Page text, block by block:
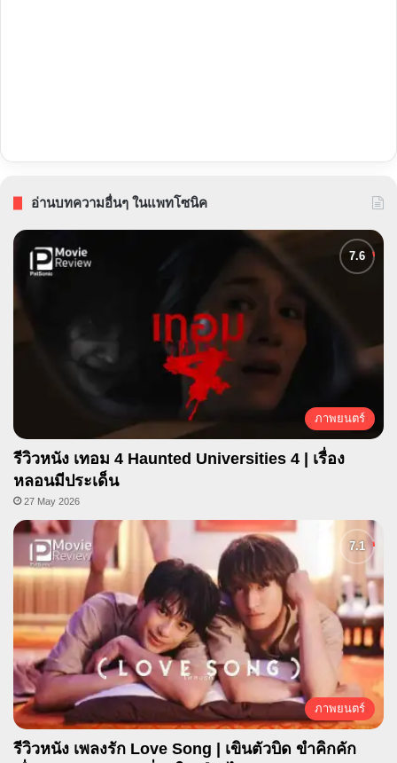
อ่านบทความอื่นๆ ในแพทโซนิค
ภาพยนตร์
รีวิวหนัง เทอม 4 Haunted Universities 4 | เรื่อง
หลอนมีประเด็น
27 May 2026
ภาพยนตร์
รีวิวหนัง เพลงรัก Love Song | เขินตัวบิด ขำคิกคัก